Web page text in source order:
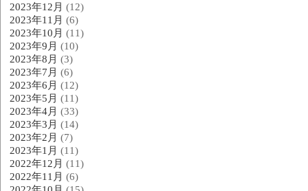
2023年12月 (12)
2023年11月 (6)
2023年10月 (11)
2023年9月 (10)
2023年8月 (3)
2023年7月 (6)
2023年6月 (12)
2023年5月 (11)
2023年4月 (33)
2023年3月 (14)
2023年2月 (7)
2023年1月 (11)
2022年12月 (11)
2022年11月 (6)